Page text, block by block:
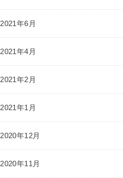
2021年6月
2021年4月
2021年2月
2021年1月
2020年12月
2020年11月